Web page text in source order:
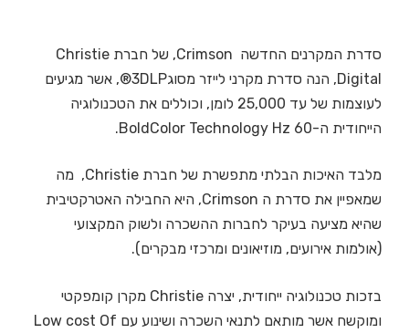
סדרת המקרנים החדשה Crimson, של חברת Christie
Digital, הנה סדרת מקרני לייזר מסוג3DLP®, אשר מגיעים
לעוצמות של עד 25,000 לומן, וכוללים את הטכנולוגיה
הייחודית ה-BoldColor Technology Hz 60.
מלבד האיכות הבלתי מתפשרת של חברת Christie, מה
שמאפיין את סדרת ה Crimson, היא החבילה האטרקטיבית
שהיא מציעה בעיקר לחברות ההשכרה ולשוק המקצועי
(אולמות אירועים, מוזיאונים ומרכזי מבקרים).
בזכות טכנולוגיה ייחודית, יצרה Christie מקרן קומפקטי
ומוקשח אשר מותאם לתנאי השכרה ושינוע עם Low cost Of